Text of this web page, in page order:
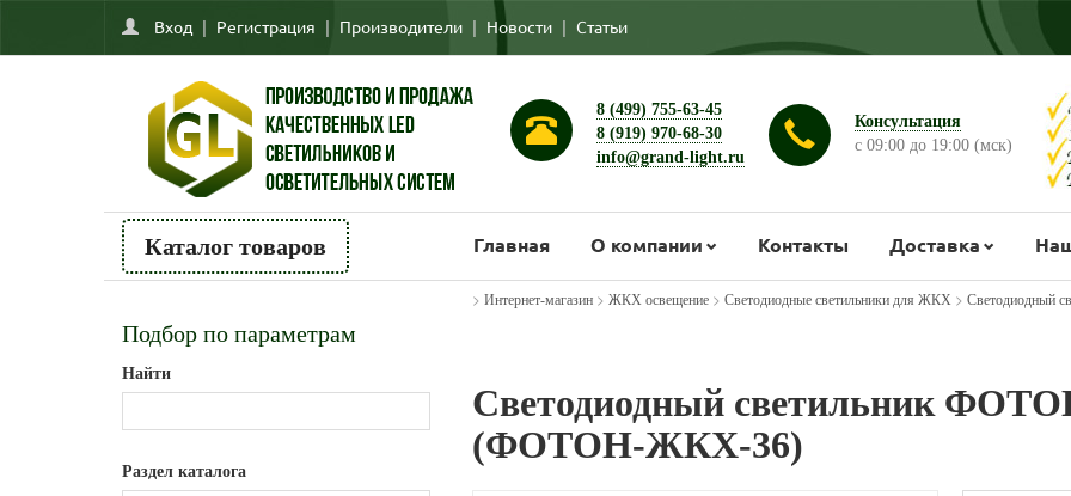
Вход | Регистрация | Производители | Новости | Статьи
8 (499) 755-63-45
8 (919) 970-68-30
info@grand-light.ru
Консультация
с 09:00 до 19:00 (мск)
Каталог товаров Главная О компании Контакты Доставка
Подбор по параметрам
Найти
Раздел каталога
> Интернет-магазин> ЖКХ освещение> Светодиодные светильники для ЖКХ >
Светодиодный светильник
(ФОТОН-ЖКХ-36)